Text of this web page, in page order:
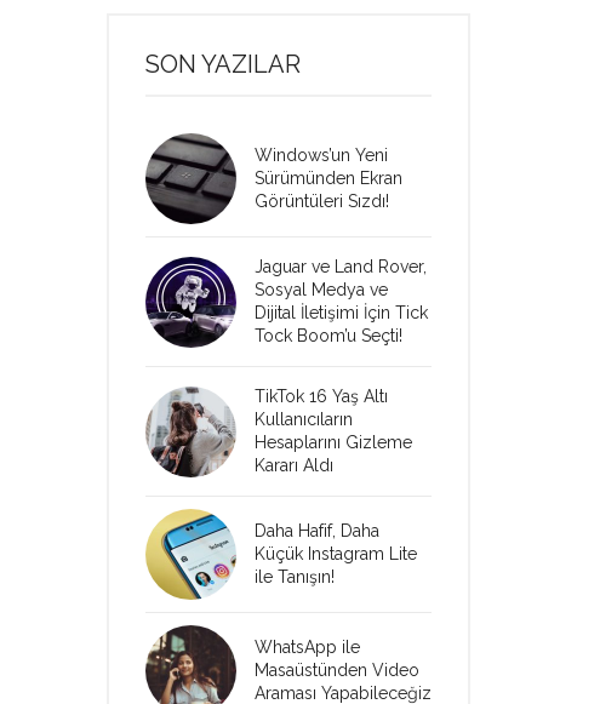
SON YAZILAR
Windows’un Yeni
Sürümünden Ekran
Görüntüleri Sızdı!
Jaguar ve Land Rover,
Sosyal Medya ve
Dijital İletişimi İçin Tick
Tock Boom’u Seçti!
TikTok 16 Yaş Altı
Kullanıcıların
Hesaplarını Gizleme
Kararı Aldı
Daha Hafif, Daha
Küçük Instagram Lite
ile Tanışın!
WhatsApp ile
Masaüstünden Video
Araması Yapabileceğiz